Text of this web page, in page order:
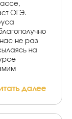
ОГЭ.
не раз
на
далее